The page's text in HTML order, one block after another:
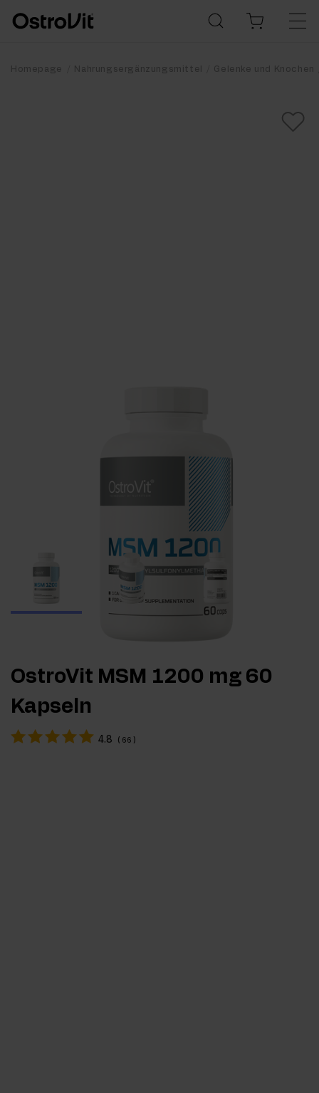
Homepage Nahrungsergänzungsmittel Gelenke und Knochen
OstroVit MSM 1200 mg 60
Kapseln
4.8 ( 66 )